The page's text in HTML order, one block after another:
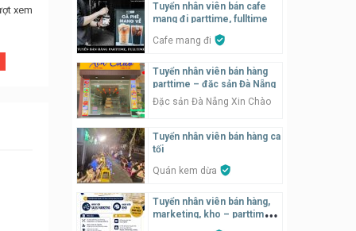
xem
Tuyển nhân viên bán cafe
mang đi parttime, fulltime
Cafe mang đi
Tuyển nhân viên bán hàng
parttime – đặc sản Đà Nẵng
Đặc sản Đà Nẵng Xin Chào
Tuyển nhân viên bán hàng ca
tối
Quán kem dừa
Tuyển nhân viên bán hàng,
marketing, kho – parttime,